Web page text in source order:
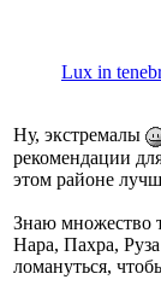
Lux in
Ну, экстремалы
рекомендации
этом районе
Знаю множество
Нара, Пахра,
ломануться,